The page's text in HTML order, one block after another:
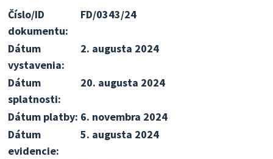
Číslo/ID
dokumentu:
FD/0343/24
Dátum
vystavenia:
2. augusta 2024
Dátum
splatnosti:
20. augusta 2024
Dátum platby: 6. novembra 2024
Dátum
evidencie:
5. augusta 2024